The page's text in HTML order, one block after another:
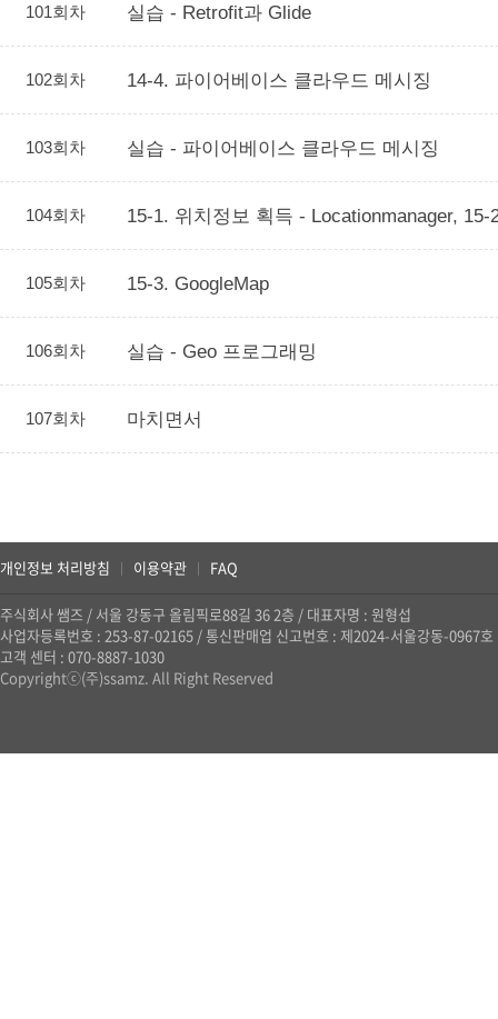
101회차 실습 - Retrofit과 Glide
102회차 14-4. 파이어베이스 클라우드 메시징
103회차 실습 - 파이어베이스 클라우드 메시징
104회차 15-1. 위치정보 획득 - Locationmanager,
105회차 15-3. GoogleMap
106회차 실습 - Geo 프로그래밍
107회차 마치면서
주식회사 쌤즈 / 서울 강동구 올림픽로88길 36 2층 / 대표자명 : 원형섭
사업자등록번호 : 253-87-02165 /통신판매업 신고번호 : 제2024-서울강동-0967호
고객 센터 : 070-8887-1030
Copyrightⓒ(주)ssamz. All Right Reserved
개인정보 처리방침 | 이용약관 | FAQ